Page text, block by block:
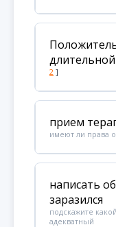
2 ]
прием
имеют ли права
написать
заразился
подскажите
адекватный